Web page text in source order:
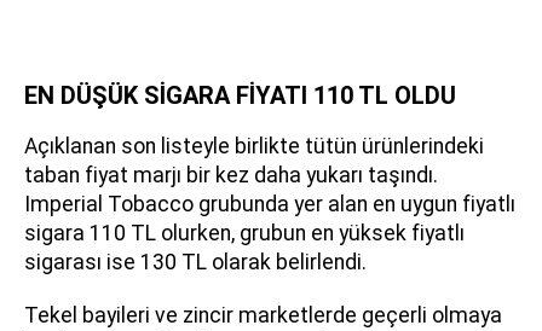
EN DÜŞÜK SİGARA FİYATI 110 TL OLDU
Açıklanan son listeyle birlikte tütün ürünlerindeki
taban fiyat marjı bir kez daha yukarı taşındı.
Imperial Tobacco grubunda yer alan en uygun fiyatlı
sigara 110 TL olurken, grubun en yüksek fiyatlı
sigarası ise 130 TL olarak belirlendi.
Tekel bayileri ve zincir marketlerde geçerli olmaya